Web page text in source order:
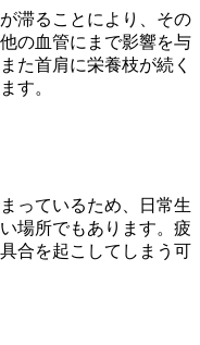
滞ることにより、その
の血管にまで影響を与
た首肩に栄養枝が続く
す。
っているため、日常生
場所でもあります。疲
合を起こしてしまう可